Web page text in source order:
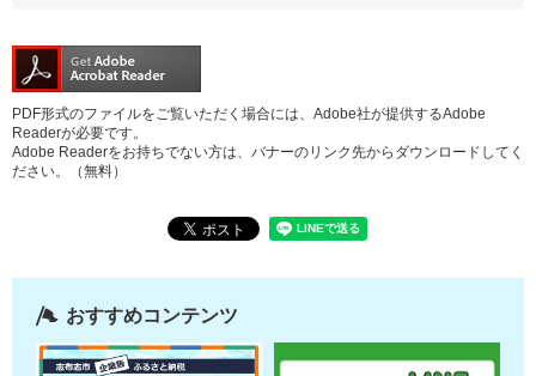
PDF形式のファイルをご覧いただく場合には、Adobe社が提供するAdobe
Readerが必要です。
Adobe Readerをお持ちでない方は、バナーのリンク先からダウンロードしてく
ださい。（無料）
おすすめコンテンツ